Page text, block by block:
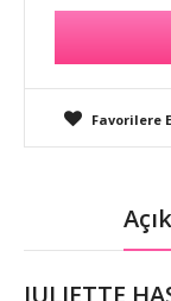
Favorilere
JULIETTE